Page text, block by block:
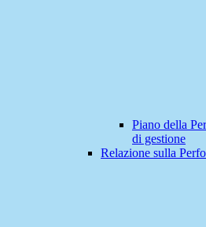
Piano della
di gestione
Relazione sulla